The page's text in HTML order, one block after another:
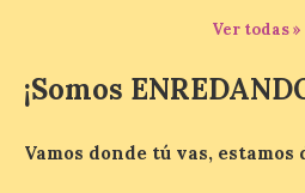
vinculados al Camino de
exposición itinerante de acceso
Ver todas »
¡Somos
Vamos donde tú vas, estamos